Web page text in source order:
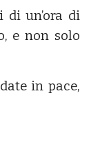
di un’ora di
e non solo
in pace,